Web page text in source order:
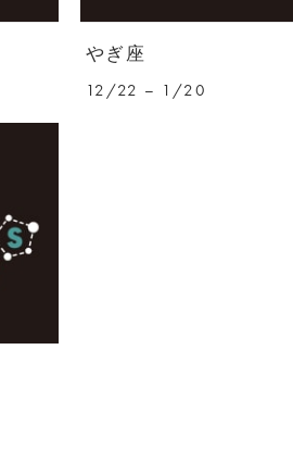
やぎ座
12/22 – 1/20